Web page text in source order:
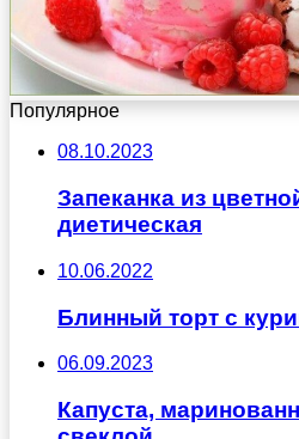
Популярное
08.10.2023
Запеканка из
диетическая
10.06.2022
Блинный торт с
06.09.2023
Капуста,